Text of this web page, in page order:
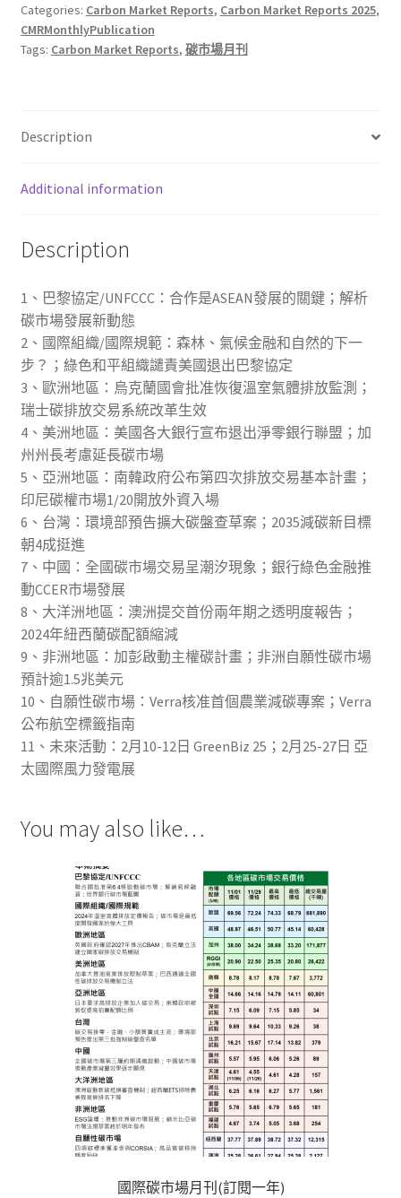
際
碳
市
(No.37)
Categories: Carbon Market Reports, Carbon Market Reports 2025,
CMRMonthlyPublication
Tags: Carbon Market Reports, 碳市場月刊
Description
Additional information
Description
1、巴黎協定/UNFCCC：合作是ASEAN發展的關鍵；解析
碳市場發展新動態
2、國際組織/國際規範：森林、氣候金融和自然的下一
步？；綠色和平組織譴責美國退出巴黎協定
3、歐洲地區：烏克蘭國會批准恢復溫室氣體排放監測；
瑞士碳排放交易系統改革生效
4、美洲地區：美國各大銀行宣布退出淨零銀行聯盟；加
州州長考慮延長碳市場
5、亞洲地區：南韓政府公布第四次排放交易基本計畫；
印尼碳權市場1/20開放外資入場
6、台灣：環境部預告擴大碳盤查草案；2035減碳新目標
朝4成挺進
7、中國：全國碳市場交易呈潮汐現象；銀行綠色金融推
動CCER市場發展
8、大洋洲地區：澳洲提交首份兩年期之透明度報告；
2024年紐西蘭碳配額縮減
9、非洲地區：加彭啟動主權碳計畫；非洲自願性碳市場
預計逾1.5兆美元
10、自願性碳市場：Verra核准首個農業減碳專案；Verra
公布航空標籤指南
11、未來活動：2月10-12日 GreenBiz 25；2月25-27日 亞
太國際風力發電展
You may also like…
國際碳市場月刊(訂閱一年)